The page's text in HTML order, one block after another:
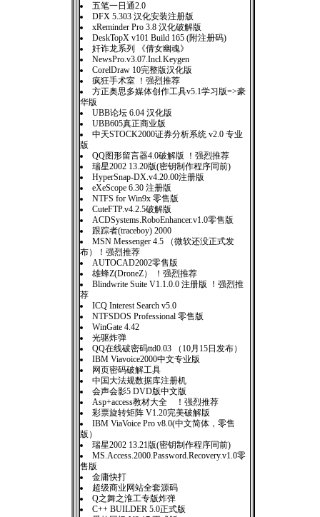
五笔一日通2.0
DFX 5.303 汉化安装注册版
xReminder Pro 3.8 汉化破解版
DeskTopX v101 Build 165 (附注册码)
奸诈龙系列 《倩女幽魂》
NewsPro.v3.07.Incl.Keygen
CorelDraw 10完整版汉化版
疯狂手术室 ！强烈推荐
方正奥思多媒体创作工具v5.1学习版=>豪
华版
UBB论坛 6.04 汉化版
UBB605真正商业版
中天STOCK2000证券分析系统 v2.0 专业
版
QQ图形留言器4.0破解版 ！强烈推荐
瑞星2002 13.20版(密钥制作程序同前)
HyperSnap-DX.v4.20.00注册版
eXeScope 6.30 注册版
NTFS for Win9x 零售版
CuteFTP.v4.2.5破解版
ACDSystems.RoboEnhancer.v1.0零售版
跟踪者(traceboy) 2000
MSN Messenger 4.5 （微软还没正式发
布）！强烈推荐
AUTOCAD2002零售版
雄蜂Z(DroneZ） ！强烈推荐
Blindwrite Suite V1.1.0.0 注册版 ！强烈推
荐
ICQ Interest Search v5.0
NTFSDOS Professional 零售版
WinGate 4.42
光驱炸弹
QQ在线破密码ttd0.03 （10月15日发布）
IBM Viavoice2000中文专业版
网页密码破解工具
中国大法规数据库注册机
会声会影5 DVD版中文版
Asp+access教材大全 ！强烈推荐
彩票旋转矩阵 V1.20完美破解版
IBM ViaVoice Pro v8.0(中文简体，零售
版）
瑞星2002 13.21版(密钥制作程序同前)
MS.Access.2000.Password.Recovery.v1.0零
售版
金庸快打
超级商业网站全套源码
Q之舞之淮工专版炸弹
C++ BUILDER 5.0正式版